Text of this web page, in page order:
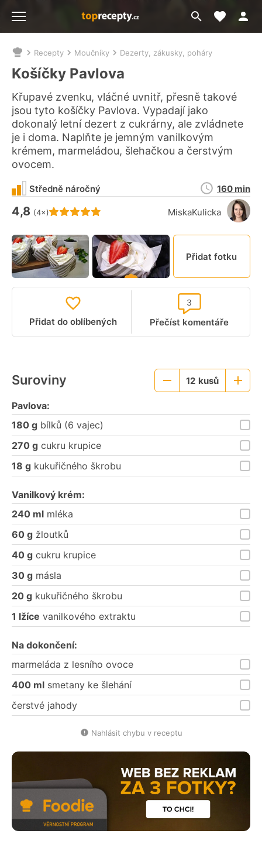
Přejít
na
Moje
Nacházíte
se
zde:
Recepty Moučníky Dezerty, zákusky, poháry
Košíčky Pavlova
Křupavé zvenku, vláčné uvnitř, přesně takové
jsou tyto košíčky Pavlova. Vypadají jako
dokonalý letní dezert z cukrárny, ale zvládnete
je i doma. Naplňte je jemným vanilkovým
krémem, marmeládou, šlehačkou a čerstvým
ovocem.
Hodnocení receptu je
4,8 (4×) MiskaKulicka
Středně náročný
Doba
přípravy
160 min
Přidat fotku
Přidat do oblíbených Přečíst komentáře
3
Suroviny
Menší12 kusů
Větší
Pavlova:
180 g bílků (6 vajec)
270 g cukru krupice
18 g kukuřičného škrobu
Vanilkový krém:
240 ml mléka
60 g žloutků
40 g cukru krupice
30 g másla
20 g kukuřičného škrobu
1 lžíce vanilkového extraktu
Na dokončení:
marmeláda z lesního ovoce
400 ml smetany ke šlehání
čerstvé jahody
Nahlásit chybu v receptu